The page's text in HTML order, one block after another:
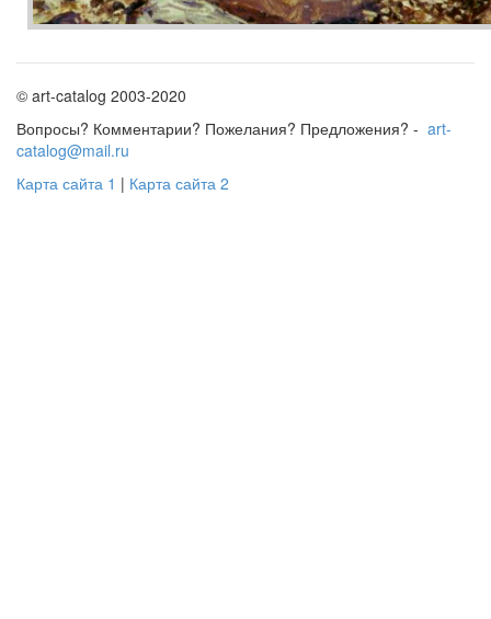
© art-catalog 2003-2020
Вопросы? Комментарии? Пожелания? Предложения? - art-
catalog@mail.ru
Карта сайта 1 | Карта сайта 2